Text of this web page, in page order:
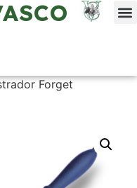
Forget